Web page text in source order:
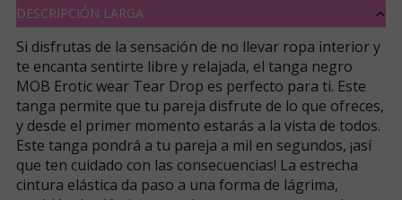
DESCRIPCIÓN LARGA
Si disfrutas de la sensación de no llevar ropa interior y
te encanta sentirte libre y relajada, el tanga negro
MOB Erotic wear Tear Drop es perfecto para ti. Este
tanga permite que tu pareja disfrute de lo que ofreces,
y desde el primer momento estarás a la vista de todos.
Este tanga pondrá a tu pareja a mil en segundos, ¡así
que ten cuidado con las consecuencias! La estrecha
cintura elástica da paso a una forma de lágrima,